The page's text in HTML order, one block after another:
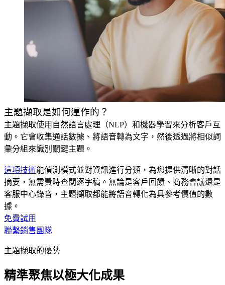
主題擷取是如何運作的？
主題擷取使用自然語言處理（NLP）和機器學習來分析客戶互
動。它會收集通話數據、將語音轉為文字，然後透過將相似詞
彙分組來識別關鍵主題。
這項技術能偵測模式並對資訊進行分類，為您提供清晰的對話
摘要，無需費時查閱逐字稿。無論是客戶回饋、商務會議還是
客服中心錄音，主題擷取都能將語音轉化為具參考價值的數
據。
免費試用
聯繫銷售團隊
主題擷取的優勢
精準聚焦以極大化成果